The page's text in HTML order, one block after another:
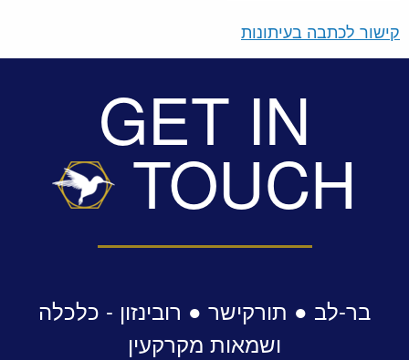
קישור לכתבה בעיתונות
GET IN
TOUCH
בר-לב ● תורקישר ● רובינזון - כלכלה
ושמאות מקרקעין